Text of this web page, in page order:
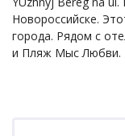
Новороссийске.
города. Рядом с
и Пляж Мыс Любви.